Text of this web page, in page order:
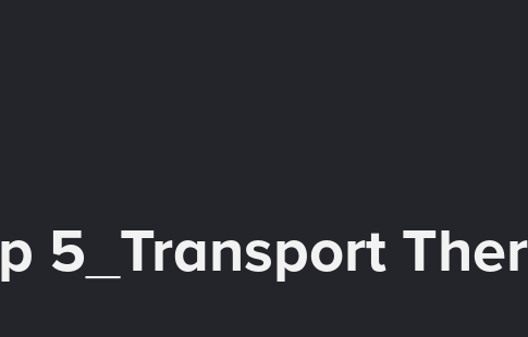
p 5_Transport